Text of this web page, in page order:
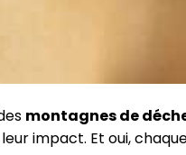
montagnes de
impact. Et oui,